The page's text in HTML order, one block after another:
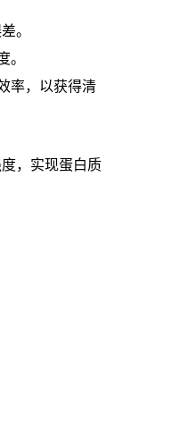
。
。
率，以获得清
，实现蛋白质